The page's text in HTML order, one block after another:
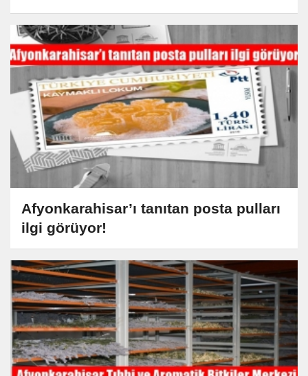
Afyonkarahisar’ı tanıtan posta pulları
ilgi görüyor!